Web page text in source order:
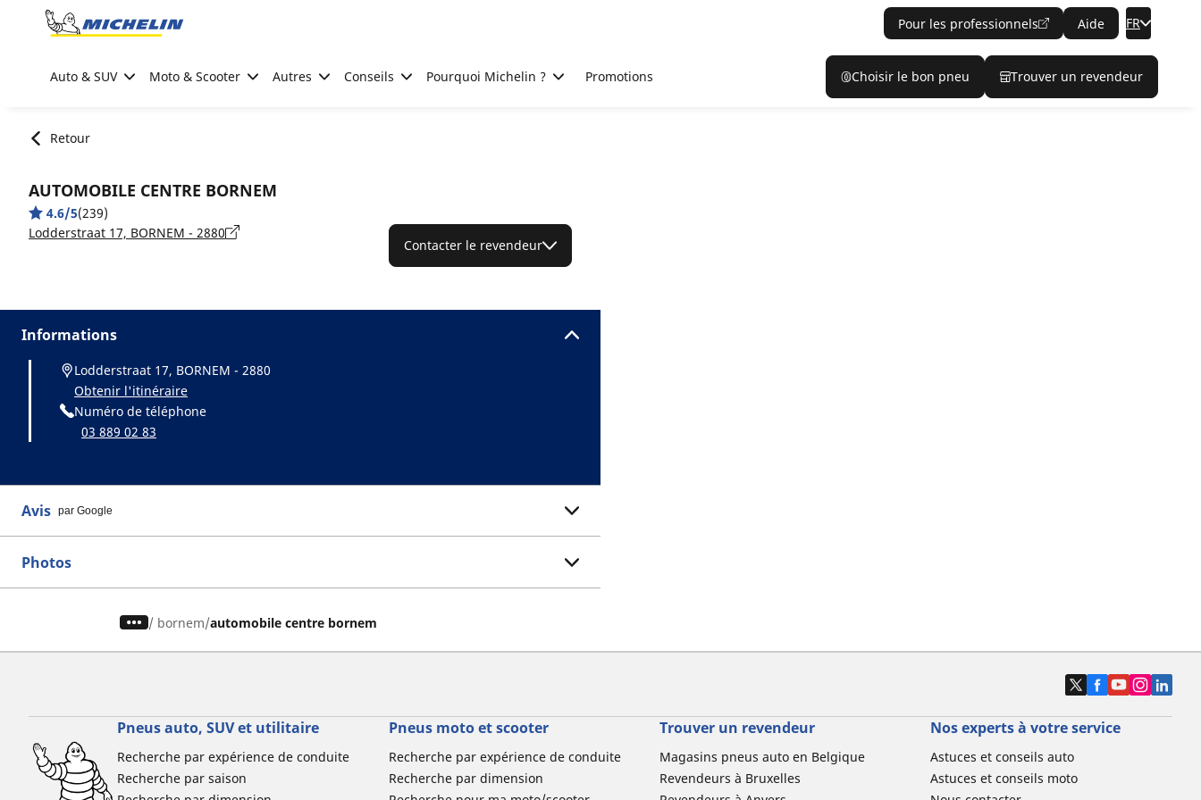
Go to page content
Pour les professionnels Aide FR
Auto & SUV Moto & Scooter Autres Conseils Pourquoi Michelin ? Promotions Choisir le bon pneu Trouver un revendeur
Retour
AUTOMOBILE CENTRE BORNEM
4.6/5(239)
Lodderstraat 17, BORNEM - 2880
Contacter le revendeur
Informations
Lodderstraat 17, BORNEM - 2880
Obtenir l'itinéraire
Numéro de téléphone
03 889 02 83
Avis par Google
Photos
/ bornem automobile centre bornem
Pneus auto, SUV et utilitaire
Recherche par expérience de conduite
Recherche par saison
Pneus moto et scooter
Recherche par expérience de conduite
Recherche par dimension
Trouver un revendeur
Magasins pneus auto en Belgique
Revendeurs à Bruxelles
Nos experts à votre service
Astuces et conseils auto
Astuces et conseils moto